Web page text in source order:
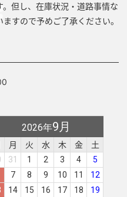
但し、在庫状況・道路事情な
すので予めご了承ください。
2026年9月
月 火 水 木 金 土
31 1 2 3 4
5
7 8 9 10 11
12
14 15 16 17 18
19